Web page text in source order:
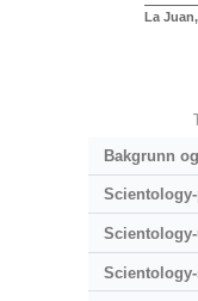
La
Bakgrunn